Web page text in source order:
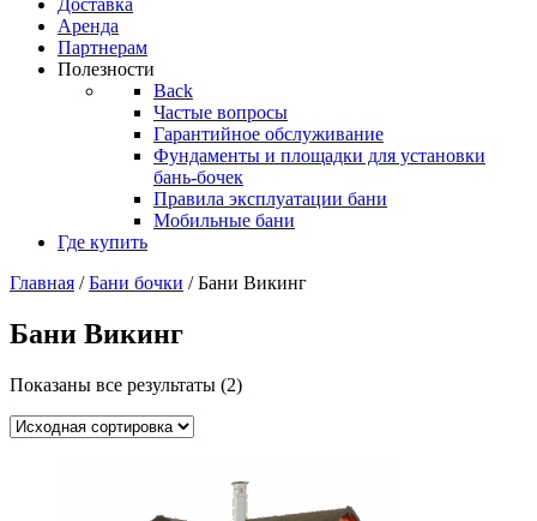
Доставка
Аренда
Партнерам
Полезности
Back
Частые вопросы
Гарантийное обслуживание
Фундаменты и площадки для установки
бань-бочек
Правила эксплуатации бани
Мобильные бани
Где купить
Главная /Бани бочки / Бани Викинг
Бани Викинг
Показаны все результаты (2)